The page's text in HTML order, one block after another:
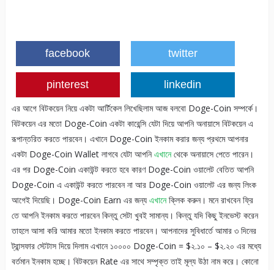
facebook twitter
pinterest linkedin
এর আগে বিটকয়েন নিয়ে একটা আর্টিকেল লিখেছিলাম আজ বলবো Doge-Coin সম্পর্কে।
বিটকয়েন এর মতো Doge-Coin একটা কারেন্সি যেটা দিয়ে আপনি অনায়াসে বিটকয়েন এ
রূপান্তরিত করতে পারবেন। এখানে Doge-Coin ইনকাম করার জন্য প্রথমে আপনার
একটা Doge-Coin Wallet লাগবে যেটা আপনিএখানেথেকে অনায়াসে পেতে পারেন।
এর পর Doge-Coin একাউন্ট করতে হবে কারণ Doge-Coin ওয়ালেট বেতিত আপনি
Doge-Coin এ একাউন্ট করতে পারবেন না আর Doge-Coin ওয়ালেট এর জন্য লিংক
আগেই দিয়েছি। Doge-Coin Earn এর জন্য এখানেক্লিক করুন। মনে রাখবেন ফ্রি
তে আপনি ইনকাম করতে পারবেন কিন্তু সেটা খুবই সামান্য। কিন্তু যদি কিছু ইনভেস্ট করেন
তাহলে আসা করি আমার মতো ইনকাম করতে পারবেন। আপনাদের সুবিধার্তে আমার ৩ দিনের
ট্রান্সফার স্টেটাস দিয়ে দিলাম এখানে ১০০০০ Doge-Coin = $২.১০ – $২.২০ এর মধ্যে
বর্তমান ইনকাম হচ্ছে। বিটকয়েন Rate এর সাথে সম্পৃক্ত তাই মূল্য উঠা নাম করে। কোনো